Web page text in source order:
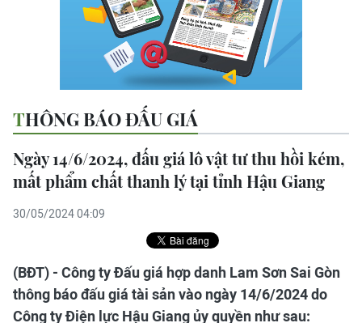
THÔNG BÁO ĐẤU GIÁ
Ngày 14/6/2024, đấu giá lô vật tư thu hồi kém,
mất phẩm chất thanh lý tại tỉnh Hậu Giang
30/05/2024 04:09
(BĐT) - Công ty Đấu giá hợp danh Lam Sơn Sai Gòn
thông báo đấu giá tài sản vào ngày 14/6/2024 do
Công ty Điện lực Hậu Giang ủy quyền như sau: